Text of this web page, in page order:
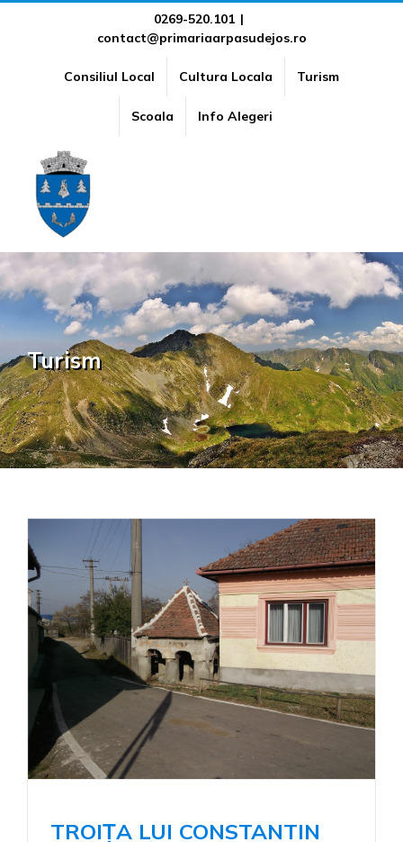
0269-520.101 |
contact@primariaarpasudejos.ro
Consiliul Local Cultura Locala Turism
Scoala Info Alegeri
Turism
TROIȚA LUI CONSTANTIN